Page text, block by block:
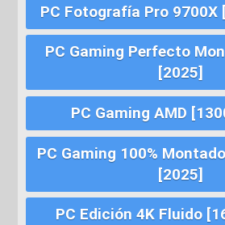
PC Fotografía Pro 9700X
PC Gaming Perfecto
[2025]
PC Gaming AMD
PC Gaming 100%
[2025]
PC Edición 4K Fluido